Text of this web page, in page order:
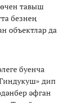
тавыш
безнең
объектлар да
буенча
дип
әфган